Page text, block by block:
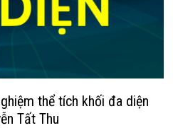
thể tích khối đa diện
Tất Thu